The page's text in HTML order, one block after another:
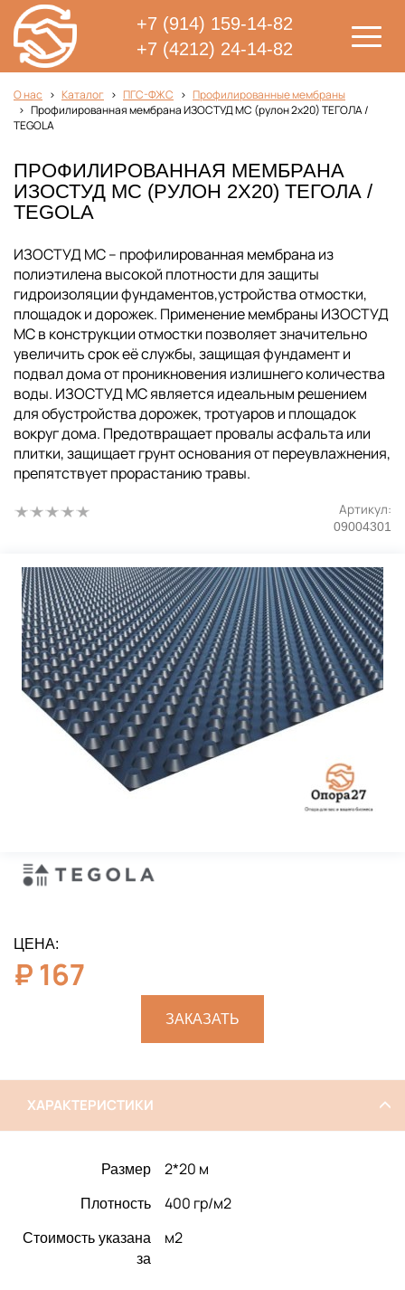
+7 (914) 159-14-82
+7 (4212) 24-14-82
О нас Каталог ПГС-ФЖС
Профилированные мембраны
Профилированная мембрана ИЗОСТУД МС (рулон 2х20) ТЕГОЛА /
TEGOLA
ПРОФИЛИРОВАННАЯ МЕМБРАНА
ИЗОСТУД МС (РУЛОН 2Х20) ТЕГОЛА /
TEGOLA
ИЗОСТУД МС – профилированная мембрана из
полиэтилена высокой плотности для защиты
гидроизоляции фундаментов,устройства отмостки,
площадок и дорожек. Применение мембраны ИЗОСТУД
МС в конструкции отмостки позволяет значительно
увеличить срок её службы, защищая фундамент и
подвал дома от проникновения излишнего количества
воды. ИЗОСТУД МС является идеальным решением
для обустройства дорожек, тротуаров и площадок
вокруг дома. Предотвращает провалы асфальта или
плитки, защищает грунт основания от переувлажнения,
препятствует прорастанию травы.
Артикул:
09004301
ЦЕНА:
₽ 167
ЗАКАЗАТЬ
ХАРАКТЕРИСТИКИ
Размер 2*20 м
Плотность 400 гр/м2
Стоимость указана
за
м2